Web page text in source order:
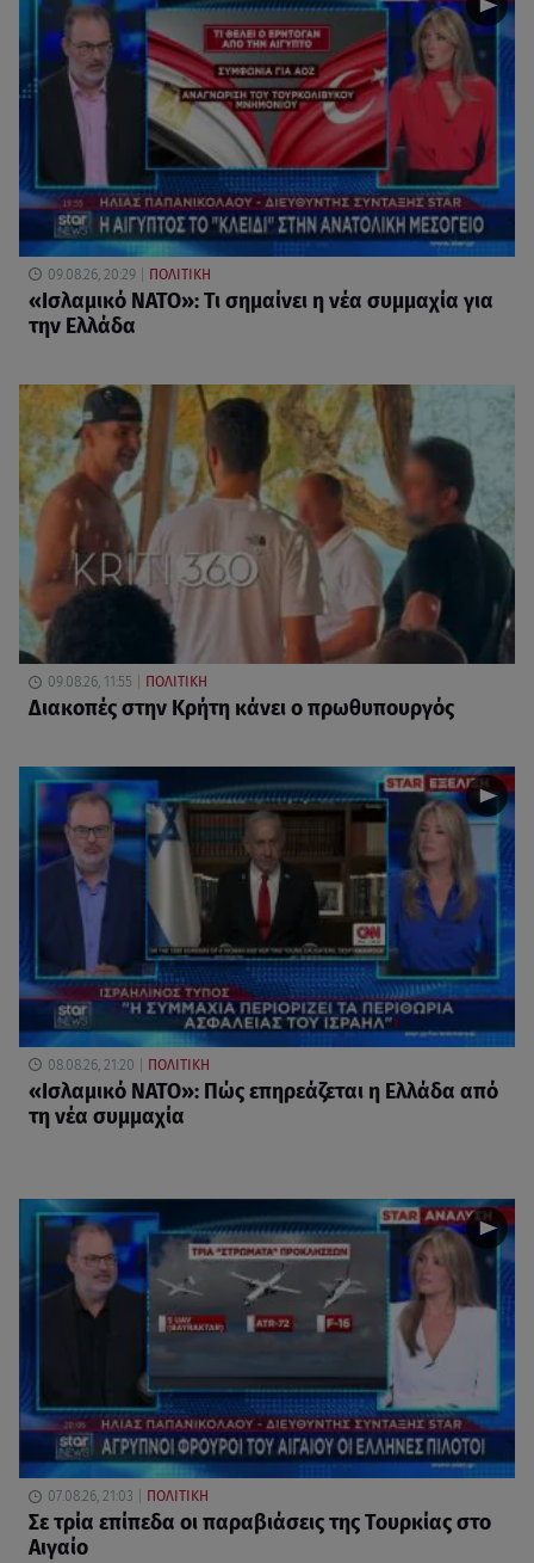
09.08.26, 20:29 ΠΟΛΙΤΙΚΗ
«Ισλαμικό ΝΑΤΟ»: Τι σημαίνει η νέα συμμαχία για
την Ελλάδα
09.08.26, 11:55 ΠΟΛΙΤΙΚΗ
Διακοπές στην Κρήτη κάνει ο πρωθυπουργός
08.08.26, 21:20 ΠΟΛΙΤΙΚΗ
«Ισλαμικό ΝΑΤΟ»: Πώς επηρεάζεται η Ελλάδα από
τη νέα συμμαχία
07.08.26, 21:03 ΠΟΛΙΤΙΚΗ
Σε τρία επίπεδα οι παραβιάσεις της Τουρκίας στο
Αιγαίο